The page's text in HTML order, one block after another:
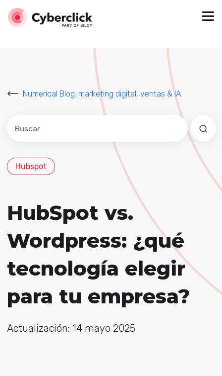
Numerical Blog: marketing digital, ventas & IA
Este es un campo de búsqueda con una función de
No hay sugerencias porque el campo de
Hubspot
HubSpot vs.
Wordpress: ¿qué
tecnología elegir
para tu empresa?
Actualización: 14 mayo 2025